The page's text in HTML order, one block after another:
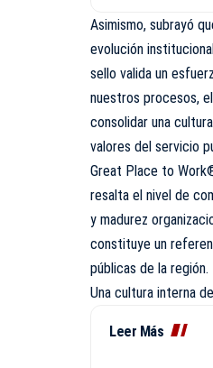
Asimismo, subrayó
evolución
sello valida un
nuestros procesos,
consolidar una
valores del servicio
Great Place to
resalta el nivel de
y madurez
constituye un
públicas de la región.
Una cultura interna
Leer Más